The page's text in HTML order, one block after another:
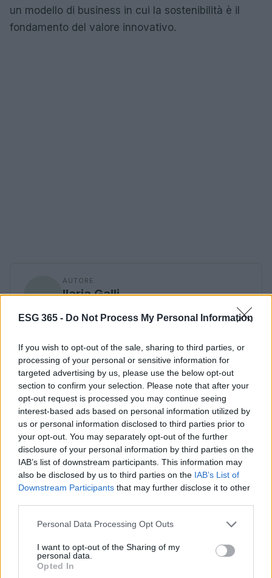
ESG 365 - Do Not Process My Personal Information
If you wish to opt-out of the sale, sharing to third parties, or
processing of your personal or sensitive information for
targeted advertising by us, please use the below opt-out
section to confirm your selection. Please note that after your
opt-out request is processed you may continue seeing
interest-based ads based on personal information utilized by
us or personal information disclosed to third parties prior to
your opt-out. You may separately opt-out of the further
disclosure of your personal information by third parties on the
IAB’s list of downstream participants. This information may
also be disclosed by us to third parties on the IAB’s List of
Downstream Participants that may further disclose it to other
Please note that this website/app uses one or more Google
not limited to your visit or usage behaviour. You may click to
grant or deny consent to Google and its third-party tags to
use your data for below specified purposes in below Google
Personal Data Processing Opt Outs
I want to opt-out of the Sharing of my
personal data.
Opted In
un modello di business in cui la sostenibilità è il
fondamento del valore innovativo.
AUTORE
Ilaria Galli
Ilaria Galli ha firmato il desk che ha svelato un
caso amministrativo triestino dopo accessi agli
di rigore documentale. Editor di redazione, ha
un tratto unico: colleziona verbali storici del
Porto Vecchio.